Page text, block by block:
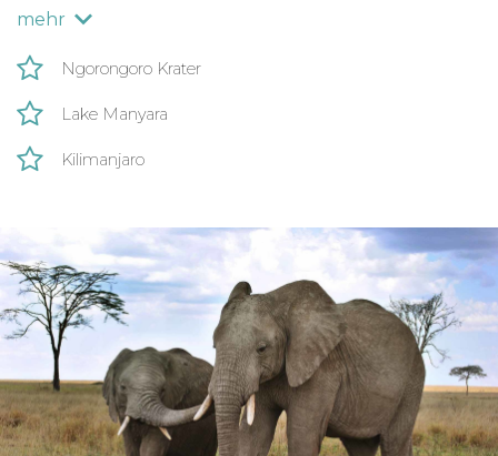
Östlich des Victoriasees in Tansania liegt das
bedeutet und sich bis in den Süden Kenias
erstreckt.
Naturdenkmal, den Ngorongoro-Krater, sowie
Bergregion, die Massai-Stadt Arusha, eine Kaffee-
Plantage und heiße Quellen.
Übernachtet wird ganz ursprünglich auf
Campingplätzen. Das ist Abenteuer pur! Abends
gemeinsam am Lagerfeuer sitzen und den Tag
noch einmal Revue passieren lassen, hat schon
einen ganz besonderen Flair!
mehr
Ngorongoro Krater
Lake Manyara
Kilimanjaro